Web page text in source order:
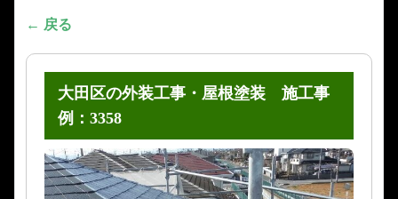
← 戻る
大田区の外装工事・屋根塗装 施工事
例：3358